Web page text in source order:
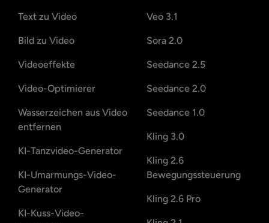
Text zu Video
Bild zu Video
Videoeffekte
Video-Optimierer
Wasserzeichen aus Video
entfernen
KI-Tanzvideo-Generator
KI-Umarmungs-Video-
Generator
KI-Kuss-Video-
Veo 3.1
Sora 2.0
Seedance 2.5
Seedance 2.0
Seedance 1.0
Kling 3.0
Kling 2.6
Bewegungssteuerung
Kling 2.6 Pro